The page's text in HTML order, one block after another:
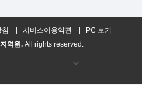
서비스이용약관
PC 보기
역원.All rights reserved.